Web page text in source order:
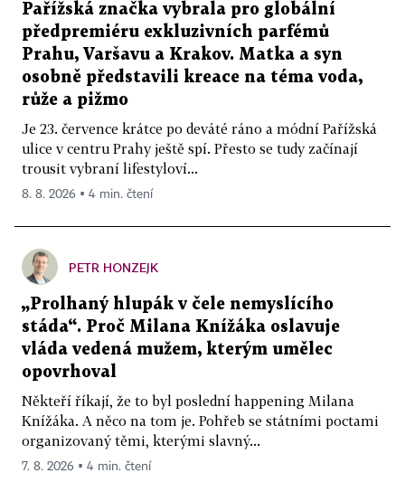
Pařížská značka vybrala pro globální
předpremiéru exkluzivních parfémů
Prahu, Varšavu a Krakov. Matka a syn
osobně představili kreace na téma voda,
růže a pižmo
Je 23. července krátce po deváté ráno a módní Pařížská
ulice v centru Prahy ještě spí. Přesto se tudy začínají
trousit vybraní lifestyloví...
8. 8. 2026 ▪ 4 min. čtení
PETR HONZEJK
„Prolhaný hlupák v čele nemyslícího
stáda“. Proč Milana Knížáka oslavuje
vláda vedená mužem, kterým umělec
opovrhoval
Někteří říkají, že to byl poslední happening Milana
Knížáka. A něco na tom je. Pohřeb se státními poctami
organizovaný těmi, kterými slavný...
7. 8. 2026 ▪ 4 min. čtení